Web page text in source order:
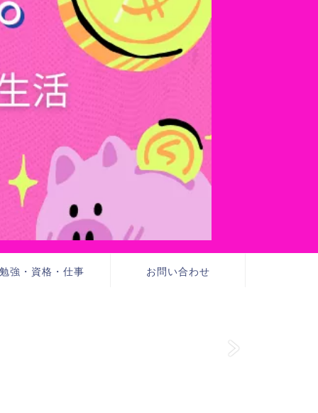
強・資格・仕事 お問い合わせ